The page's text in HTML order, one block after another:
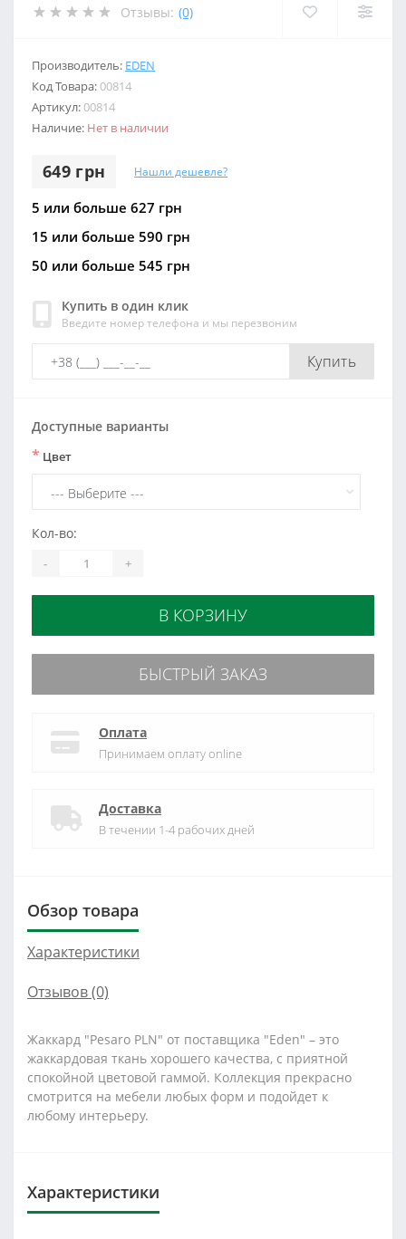
Отзывы: (0)
Производитель: EDEN
Код Товара:00814
Артикул:00814
Наличие: Нет в наличии
649 грн Нашли дешевле?
5 или больше 627 грн
15 или больше 590 грн
50 или больше 545 грн
Купить в один клик
Введите номер телефона и мы перезвоним
Купить
Доступные варианты
* Цвет
Кол-во:
- +
В КОРЗИНУ
БЫСТРЫЙ ЗАКАЗ
Оплата
Принимаем оплату online
Доставка
В течении 1-4 рабочих дней
Обзор товара
Характеристики
Отзывов (0)
Жаккард "Pesaro PLN" от поставщика "Eden" – это
жаккардовая ткань хорошего качества, с приятной
спокойной цветовой гаммой. Коллекция прекрасно
смотрится на мебели любых форм и подойдет к
любому интерьеру.
Характеристики